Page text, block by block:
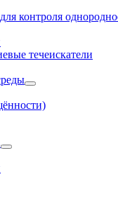
контроля
течеискатели